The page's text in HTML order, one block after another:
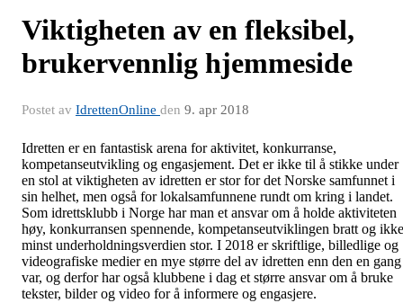
Viktigheten av en fleksibel,
brukervennlig hjemmeside
Postet av IdrettenOnline den 9. apr 2018
Idretten er en fantastisk arena for aktivitet, konkurranse,
kompetanseutvikling og engasjement. Det er ikke til å stikke under
en stol at viktigheten av idretten er stor for det Norske samfunnet i
sin helhet, men også for lokalsamfunnene rundt om kring i landet.
Som idrettsklubb i Norge har man et ansvar om å holde aktiviteten
høy, konkurransen spennende, kompetanseutviklingen bratt og ikke
minst underholdningsverdien stor. I 2018 er skriftlige, billedlige og
videografiske medier en mye større del av idretten enn den en gang
var, og derfor har også klubbene i dag et større ansvar om å bruke
tekster, bilder og video for å informere og engasjere.